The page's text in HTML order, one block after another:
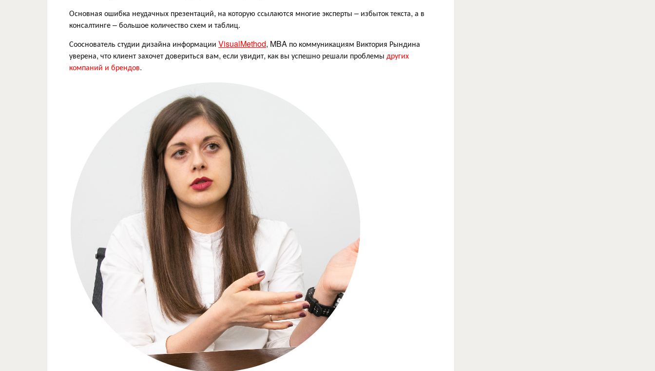
Основная ошибка неудачных презентаций, на которую ссылаются многие эксперты – избыток текста, а в
консалтинге – большое количество схем и таблиц.
Сооснователь студии дизайна информации VisualMethod, MBA по коммуникациям Виктория Рындина
уверена, что клиент захочет довериться вам, если увидит, как вы успешно решали проблемы других
компаний и брендов.